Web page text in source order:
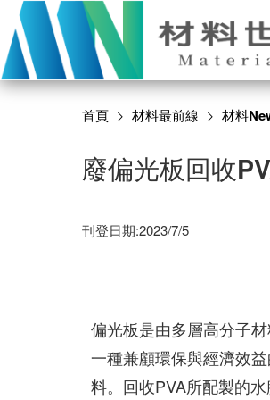
首頁 材料最前線 材料
廢偏光板回收
刊登日期:2023/7/5
偏光板是由多層高分子
一種兼顧環保與經濟效
料。回收PVA所配製的